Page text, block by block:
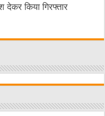
देकर किया गिरफ्तार